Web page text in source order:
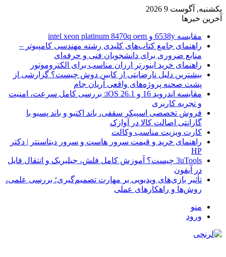
یکشنبه, آگوست 9 2026
آخرین خبرها
مقایسه 6538y و intel xeon platinum 8470q oem
راهنمای جامع کتاب‌های کلیدی رشته مهندسی کامپیوتر –
منابع ضروری برای دانشجویان فنی و حرفه‌ای
راهنمای خرید اینورتر ارزان مناسب برای الکتروموتور
بیشترین دلیل نارضایتی از کابین دوش چیست؟ گزارشی از
پشت صحنه پروژه‌های واقعی آریان جام
مقایسه اندروید 16 و iOS 26.1: بررسی کامل سرعت، امنیت
و تجربه کاربری
فروش تخصصی اسپیکر سقفی، باند اکتیو و باند پسیو با
گارانتی اصالت کالا در آوازک
کارت ویزیت مناسب وکالت
راهنمای خرید و قیمت سرور هاست و سرور دیتاسنتر | دکتر
HP
3uTools چیست؟ آموزش کامل فلش، جیلبریک و انتقال فایل
در آیفون
تأثیر بازی‌های ویدیویی بر مهارت تصمیم‌گیری؛ بررسی علمی،
روش‌ها و راهکارهای عملی
منو
ورود